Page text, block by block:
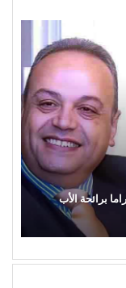
برائحة الأب